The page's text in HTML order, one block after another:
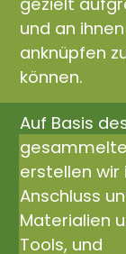
und an ihnen
anknüpfen
können.
Auf Basis
erstellen wir
Anschluss
Materialien
Tools, und